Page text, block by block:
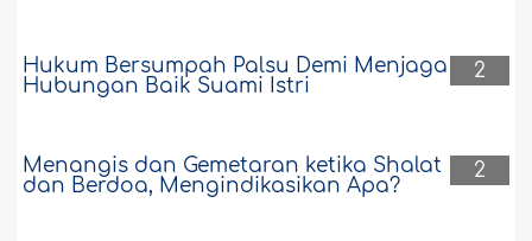
2
Hukum Bersumpah Palsu Demi Menjaga
Hubungan Baik Suami Istri
2
Menangis dan Gemetaran ketika Shalat
dan Berdoa, Mengindikasikan Apa?